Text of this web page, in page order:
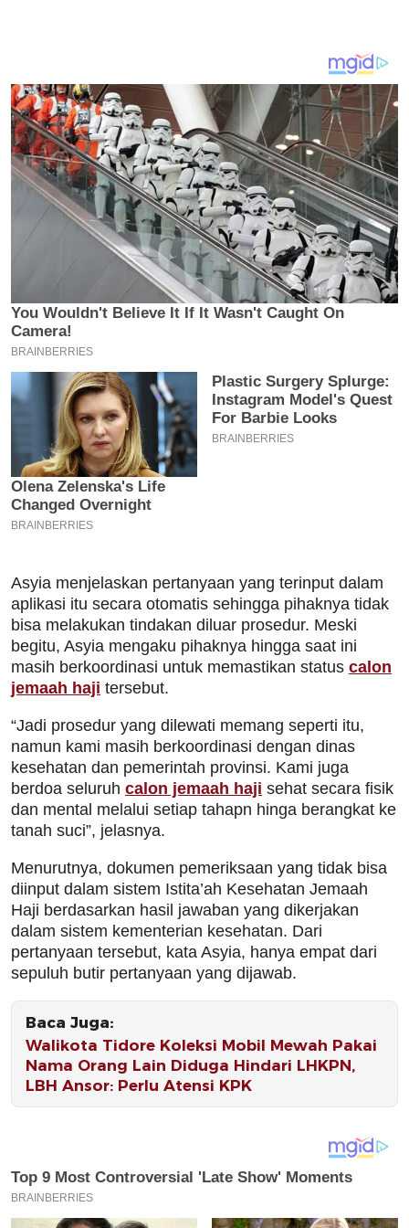
Asyia menjelaskan pertanyaan yang terinput dalam
aplikasi itu secara otomatis sehingga pihaknya tidak
bisa melakukan tindakan diluar prosedur. Meski
begitu, Asyia mengaku pihaknya hingga saat ini
masih berkoordinasi untuk memastikan status calon
jemaah haji tersebut.
“Jadi prosedur yang dilewati memang seperti itu,
namun kami masih berkoordinasi dengan dinas
kesehatan dan pemerintah provinsi. Kami juga
berdoa seluruh calon jemaah haji sehat secara fisik
dan mental melalui setiap tahapn hinga berangkat ke
tanah suci”, jelasnya.
Menurutnya, dokumen pemeriksaan yang tidak bisa
diinput dalam sistem Istita’ah Kesehatan Jemaah
Haji berdasarkan hasil jawaban yang dikerjakan
dalam sistem kementerian kesehatan. Dari
pertanyaan tersebut, kata Asyia, hanya empat dari
sepuluh butir pertanyaan yang dijawab.
Baca Juga:
Walikota Tidore Koleksi Mobil Mewah Pakai
Nama Orang Lain Diduga Hindari LHKPN,
LBH Ansor: Perlu Atensi KPK